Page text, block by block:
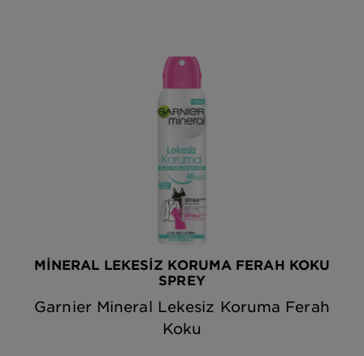
MİNERAL LEKESİZ KORUMA FERAH KOKU
SPREY
Garnier Mineral Lekesiz Koruma Ferah
Koku